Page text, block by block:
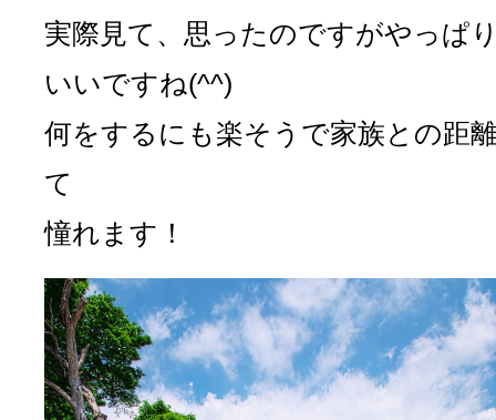
実際見て、思ったのですがやっぱ
いいですね(^^)
何をするにも楽そうで家族との距
て
憧れます！